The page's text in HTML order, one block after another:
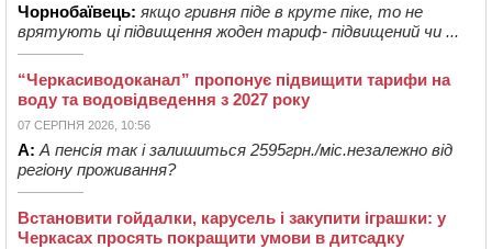
Чорнобаївець: якщо гривня піде в круте піке, то не
врятують ці підвищення жоден тариф- підвищений чи ...
“Черкасиводоканал” пропонує підвищити тарифи на
воду та водовідведення з 2027 року
07 СЕРПНЯ 2026, 10:56
А: А пенсія так і залишиться 2595грн./міс.незалежно від
регіону проживання?
Встановити гойдалки, карусель і закупити іграшки: у
Черкасах просять покращити умови в дитсадку